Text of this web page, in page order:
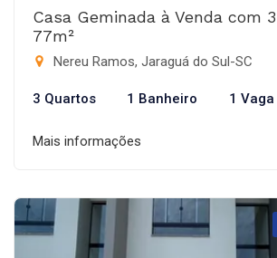
Casa Geminada à Venda com
77m²
Nereu Ramos, Jaraguá do Sul-SC
3 Quartos 1 Banheiro 1 Vaga
Mais informações